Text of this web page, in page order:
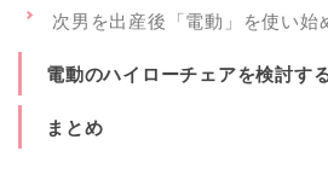
次男を出産後「電動」を使い始
電動のハイローチェアを検討す
まとめ